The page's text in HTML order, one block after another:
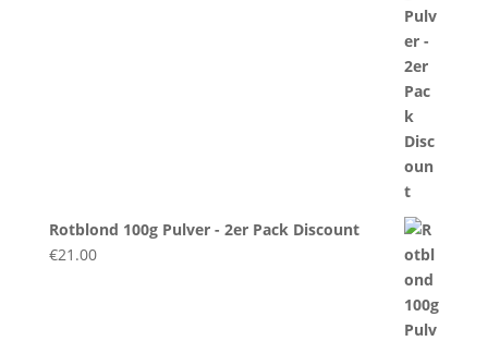
Rotblond 100g Pulver - 2er Pack Discount
€21.00